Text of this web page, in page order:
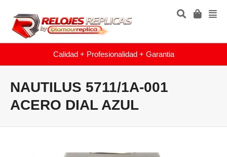
Calidad + Profesionalidad + Garantia
NAUTILUS 5711/1A-001
ACERO DIAL AZUL